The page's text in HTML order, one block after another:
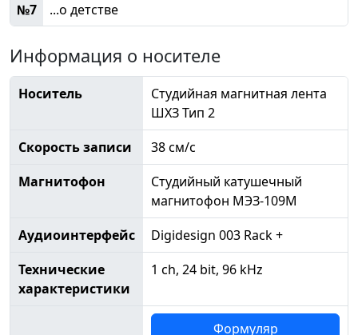
№7
...о детстве
Информация о носителе
Носитель
Студийная магнитная лента
ШХЗ Тип 2
Скорость записи
38 см/с
Магнитофон
Студийный катушечный
магнитофон МЭЗ-109М
Аудиоинтерфейс
Digidesign 003 Rack +
Технические
характеристики
1 ch, 24 bit, 96 kHz
Формуляр